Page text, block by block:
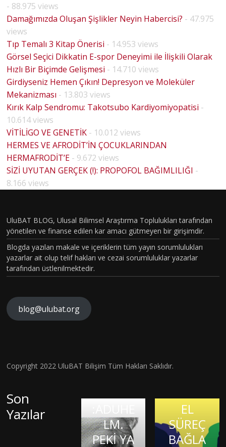
- 88.975 views
Damağımızda Oluşan Şişlikler Neyin Habercisi? - 47.975
views
Tıp Temalı 3 Kitap Önerisi - 14.953 views
Görsel Seçici Dikkatin E-spor Deneyimi ile İlişkili Olarak
Hızlı Bir Biçimde Gelişmesi - 14.710 views
Girdiyseniz Hemen Çıkın! Depresyon ve Moleküler
Mekanizması - 13.803 views
Kırık Kalp Sendromu: Takotsubo Kardiyomiyopatisi -
10.614 views
VİTİLİGO VE GENETİK - 10.012 views
HERMES VE AFRODİT’İN ÇOCUKLARINDAN
HERMAFRODİT’E - 9.672 views
SİZİ UYUTAN GERÇEK (!): PROPOFOL BAĞIMLILIĞI -
8.166 views
UluBAT BLOG, Ulusal Bilimsel Araştırma Toplulukları tarafından
yönetilen ve finanse edilen kar amacı gütmeyen bir girişimdir.
Blogda yazılan makale ve içeriklerin tüm yayın sorumlulukları
yazarlar ait olup telif hakları ve cezai sorumluluklar yazarlar
tarafından üstlenilmektedir.
blog@ulubat.org
Copyright 2022 UluBAT Bilişim Tüm Hakları Saklıdır.
Son
Yazılar
İLK
TEDAVİ
:ADUHE
LM.
SI BİR
OLMAK:
JASON
en De
Görme
Kaybına
Teorisi
ve
BİYOLO
TOPLU
MSAL
CİNSİYE
T
FİZYOL
SÜREÇ
BAĞLA
KIRIK
KALPLE